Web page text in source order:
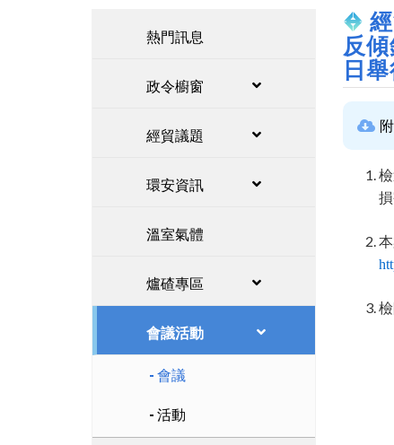
熱門訊息
政令櫥窗
經貿議題
環安資訊
溫室氣體
爐碴專區
會議活動
會議
活動
反
日舉